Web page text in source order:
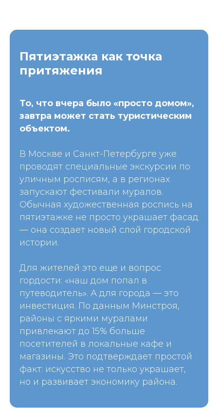
Пятиэтажка как точка
притяжения
То, что вчера было «просто домом»,
завтра может стать туристическим
объектом.
В Москве и Санкт-Петербурге уже
проводят специальные экскурсии по
уличным росписям, а в регионах
запускают фестивали муралов.
Обычная художественная роспись на
пятиэтажке не просто украшает фасад
— она создает новый слой городской
истории.
Для жителей это еще и вопрос
гордости: «наш дом попал в
путеводитель». А для города — это
инвестиция. По данным Минстроя,
районы с яркими муралами
привлекают до 15% больше
посетителей в локальные кафе и
магазины. Это подтверждает простой
факт: искусство не только украшает,
но и развивает экономику района.